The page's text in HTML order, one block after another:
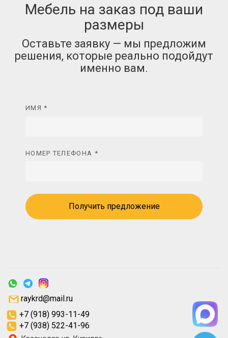
Мебель на заказ под ваши
размеры
Оставьте заявку — мы предложим
решения, которые реально подойдут
именно вам.
ИМЯ *
НОМЕР ТЕЛЕФОНА *
Получить предложение
+7 (918) 993-11-49
+7 (938) 522-41-96
raykrd@mail.ru